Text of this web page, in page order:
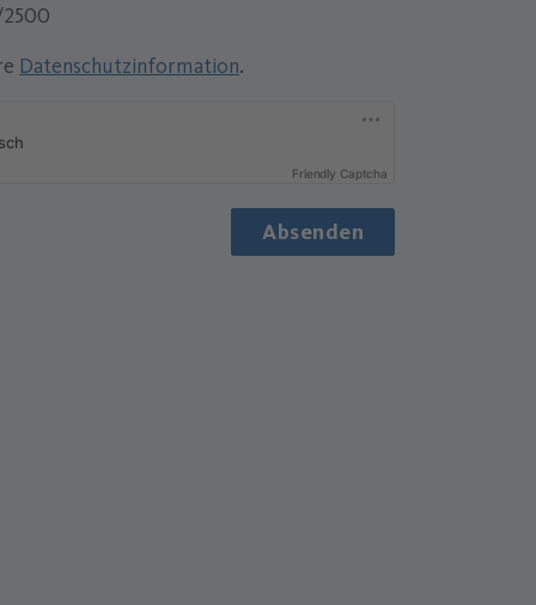
Datenschutzinformation.
Friendly Captcha
Absenden